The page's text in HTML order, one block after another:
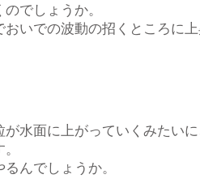
でしょうか。
いでの波動の招くところに上
水面に上がっていくみたいに
んでしょうか。